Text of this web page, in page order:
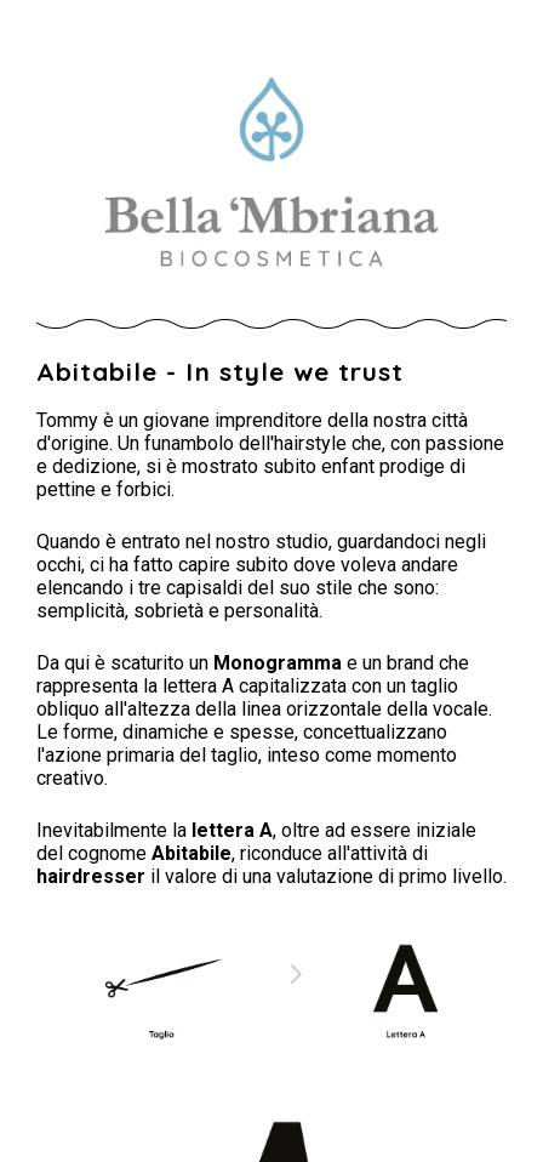
Abitabile - In style we trust
Tommy è un giovane imprenditore della nostra città
d'origine. Un funambolo dell'hairstyle che, con passione
e dedizione, si è mostrato subito enfant prodige di
pettine e forbici.
Quando è entrato nel nostro studio, guardandoci negli
occhi, ci ha fatto capire subito dove voleva andare
elencando i tre capisaldi del suo stile che sono:
semplicità, sobrietà e personalità.
Da qui è scaturito un Monogramma e un brand che
rappresenta la lettera A capitalizzata con un taglio
obliquo all'altezza della linea orizzontale della vocale.
Le forme, dinamiche e spesse, concettualizzano
l'azione primaria del taglio, inteso come momento
creativo.
Inevitabilmente la lettera A, oltre ad essere iniziale
del cognome Abitabile, riconduce all'attività di
hairdresser il valore di una valutazione di primo livello.